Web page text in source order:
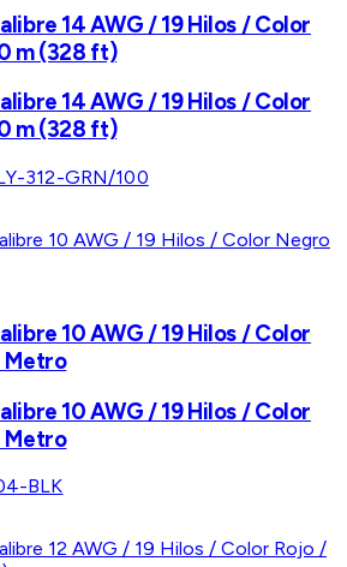
14 AWG / 19 Hilos / Color
m (328 ft)
14 AWG / 19 Hilos / Color
m (328 ft)
312-GRN/100
10 AWG / 19 Hilos / Color
Metro
10 AWG / 19 Hilos / Color
Metro
BLK